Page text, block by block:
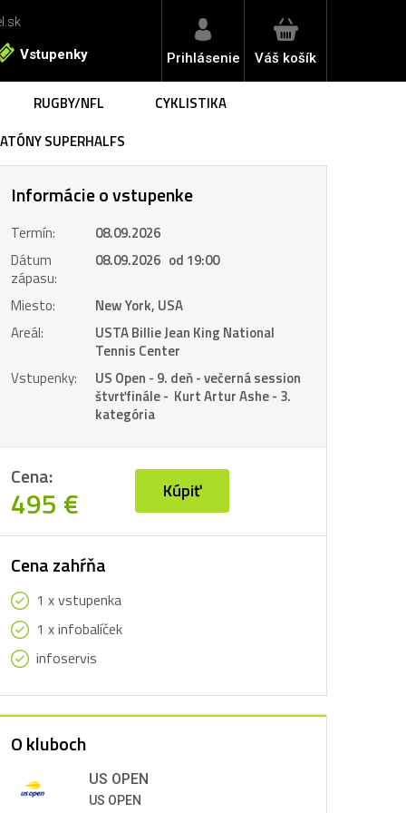
Vstupenky Prihlásenie Váš košík
Monza | vstupenky
Monza | BUS 2 noci
Monza | BUS 1 noc
Abú Dhabí | vstupenky
Abú Dhabí | LET ✈️
Azerbajdžan | vstupenky
Japonsko | vstupenky
Veľká Británia | vstupenky
San Marino | vstupenky
San Marino | LET ✈️
Holandsko | vstupenky
Nemecko | vstupenky
Veľká Británia | vstupenky
Fiorentina
Miláno
Rím
FC
1907
Turín
Miláno
FC
Calcio 1913
Lazio
Calcio
Villa - EL
RUGBY/NFL
CYKLISTIKA
SUPERHALFS
Informácie o vstupenke
Termín:
08.09.2026
Dátum
zápasu:
08.09.2026 od 19:00
Miesto:
New York, USA
Areál:
USTA Billie Jean King National
Tennis Center
Vstupenky:
US Open - 9. deň - večerná session
štvrťfinále - Kurt Artur Ashe - 3.
kategória
Cena:
495 € Kúpiť
Cena zahŕňa
1 x vstupenka
1 x infobalíček
infoservis
O kluboch
US OPEN
US OPEN